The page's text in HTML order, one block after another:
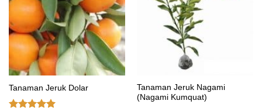
Tanaman Jeruk Dolar
Tanaman Jeruk Nagami
(Nagami Kumquat)